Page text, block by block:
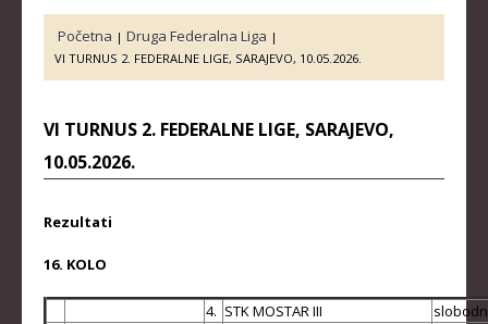
ISTORIJA
ORGANI SAVEZA
OSNOVNI PODACI
REPREZENTACIJA
STRUČNI ŠTAB REPREZENTACIJE
MUŠKA JUNIORSKA REPREZENTACIJA
Početna | Druga Federalna Liga |
VI TURNUS 2. FEDERALNE LIGE, SARAJEVO, 10.05.2026.
VI TURNUS 2. FEDERALNE LIGE, SARAJEVO,
10.05.2026.
Rezultati
16. KOLO
4. STK MOSTAR III